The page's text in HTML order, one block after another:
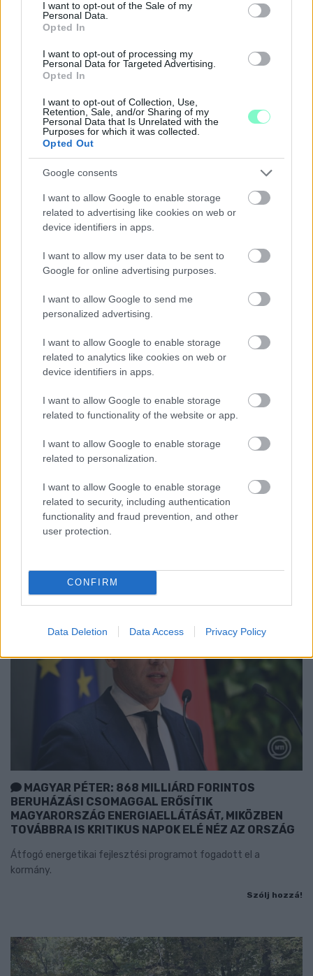
I want to opt-out of the Sale of my
Personal Data.
Opted In
I want to opt-out of processing my
Personal Data for Targeted Advertising.
Opted In
I want to opt-out of Collection, Use,
Retention, Sale, and/or Sharing of my
Personal Data that Is Unrelated with the
Purposes for which it was collected.
Opted Out
Google consents
I want to allow Google to enable storage
related to advertising like cookies on web or
device identifiers in apps.
I want to allow my user data to be sent to
Google for online advertising purposes.
I want to allow Google to send me
personalized advertising.
I want to allow Google to enable storage
related to analytics like cookies on web or
device identifiers in apps.
I want to allow Google to enable storage
related to functionality of the website or app.
I want to allow Google to enable storage
related to personalization.
I want to allow Google to enable storage
related to security, including authentication
functionality and fraud prevention, and other
user protection.
CONFIRM
Data Deletion Data Access Privacy Policy
EXTRA: A VÁSÁRCSARNOKBAN NYITJA ÚJ ÉVADÁT
A GYŐRI FILHARMONIKUS ZENEKAR
A „Zenélő piac” című különleges koncerttel szeptember 7-én
rendhagyó helyszínen találkozhat a közönség a klasszikus
zenével.
Szólj hozzá!
PERL, VÁRADI ÉS TANOH DEZ IS OTT VAN A FÉRFI
KERETÉBEN
Észtország, Szlovénia és Svédország következik.
MAGYAR PÉTER: 868 MILLIÁRD FORINTOS
BERUHÁZÁSI CSOMAGGAL ERŐSÍTIK
MAGYARORSZÁG ENERGIAELLÁTÁSÁT, MIKÖZBEN
TOVÁBBRA IS KRITIKUS NAPOK ELÉ NÉZ AZ ORSZÁG
Átfogó energetikai fejlesztési programot fogadott el a
kormány.
Szólj hozzá!